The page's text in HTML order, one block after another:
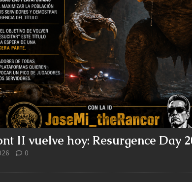
II vuelve hoy: Resurgence Day
0